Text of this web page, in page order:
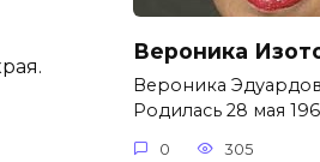
Вероника
Вероника
Родилась 28 мая
0 305